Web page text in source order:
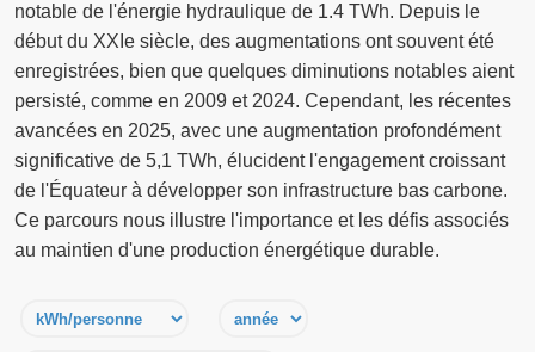
notable de l'énergie hydraulique de 1.4 TWh. Depuis le
début du XXIe siècle, des augmentations ont souvent été
enregistrées, bien que quelques diminutions notables aient
persisté, comme en 2009 et 2024. Cependant, les récentes
avancées en 2025, avec une augmentation profondément
significative de 5,1 TWh, élucident l'engagement croissant
de l'Équateur à développer son infrastructure bas carbone.
Ce parcours nous illustre l'importance et les défis associés
au maintien d'une production énergétique durable.